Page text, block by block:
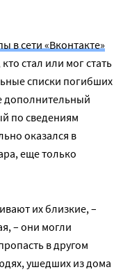
в сети «Вконтакте»
стал или мог стать
списки погибших
дополнительный
по сведениям
оказался в
еще только
их близкие, –
– они могли
в другом
ушедших из дома